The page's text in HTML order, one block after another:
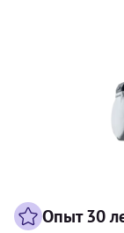
Опыт 30